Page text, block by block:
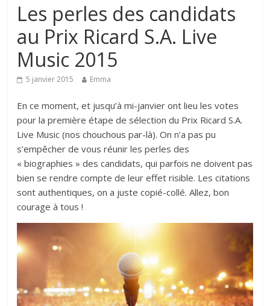
Les perles des candidats
au Prix Ricard S.A. Live
Music 2015
5 janvier 2015 Emma
En ce moment, et jusqu’à mi-janvier ont lieu les votes
pour la première étape de sélection du Prix Ricard S.A.
Live Music (nos chouchous par-là). On n’a pas pu
s’empêcher de vous réunir les perles des
« biographies » des candidats, qui parfois ne doivent pas
bien se rendre compte de leur effet risible. Les citations
sont authentiques, on a juste copié-collé. Allez, bon
courage à tous !